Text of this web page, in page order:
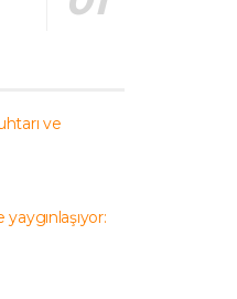
ve
yaygınlaşıyor: